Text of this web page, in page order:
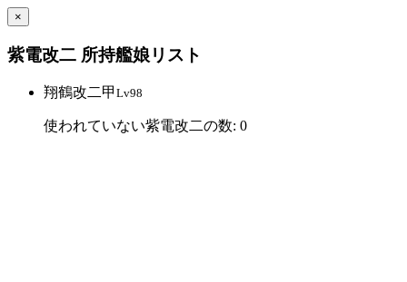
×
紫電改二 所持艦娘リスト
翔鶴改二甲 Lv98
使われていない紫電改二の数: 0